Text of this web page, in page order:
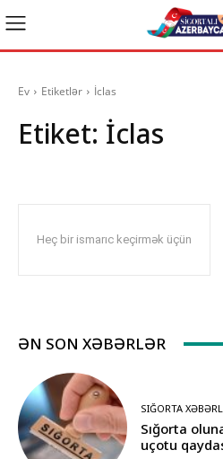
Ev Etiketlər İclas
Etiket: İclas
Heç bir ismarıc keçirmək üçün
ƏN SON XƏBƏRLƏR
SIĞORTA
Sığorta
uçotu